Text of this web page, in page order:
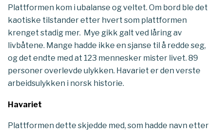
Plattformen kom i ubalanse og veltet. Om bord ble det
kaotiske tilstander etter hvert som plattformen
krenget stadig mer. Mye gikk galt ved låring av
livbåtene. Mange hadde ikke en sjanse til å redde seg,
og det endte med at 123 mennesker mister livet. 89
personer overlevde ulykken. Havariet er den verste
arbeidsulykken i norsk historie.
Havariet
Plattformen dette skjedde med, som hadde navn etter